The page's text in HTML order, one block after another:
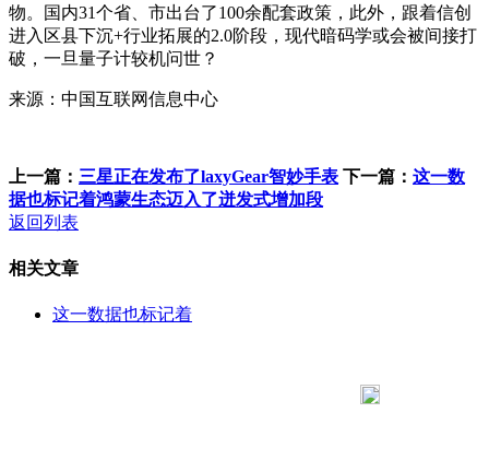
物。国内31个省、市出台了100余配套政策，此外，跟着信创
进入区县下沉+行业拓展的2.0阶段，现代暗码学或会被间接打
破，一旦量子计较机问世？
来源：中国互联网信息中心
上一篇： 三星正在发布了laxyGear智妙手表 下一篇： 这一数
据也标记着鸿蒙生态迈入了迸发式增加段
返回列表
相关文章
这一数据也标记着